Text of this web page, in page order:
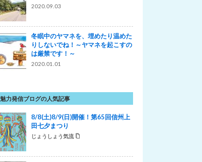
2020.09.03
冬眠中のヤマネを、埋めたり温めた
りしないでね！～ヤマネを起こすの
は厳禁です！～
2020.01.01
魅力発信ブログの人気記事
8/8(土)8/9(日)開催！第65回信州上
田七夕まつり
じょうしょう気流